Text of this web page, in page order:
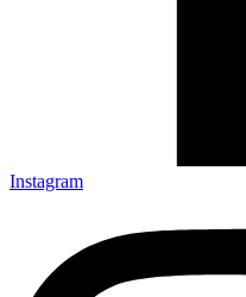
Instagram